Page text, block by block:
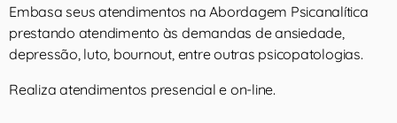
Embasa seus atendimentos na Abordagem Psicanalítica
prestando atendimento às demandas de ansiedade,
depressão, luto, bournout, entre outras psicopatologias.
Realiza atendimentos presencial e on-line.